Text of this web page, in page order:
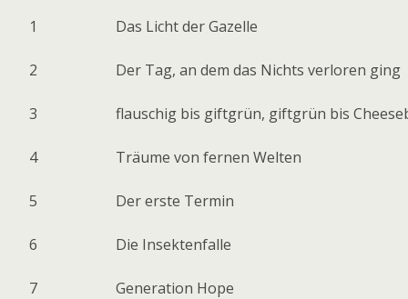
1 Das Licht der Gazelle
2 Der Tag, an dem das Nichts verloren ging
3 flauschig bis giftgrün, giftgrün bis
4 Träume von fernen Welten
5 Der erste Termin
6 Die Insektenfalle
7 Generation Hope